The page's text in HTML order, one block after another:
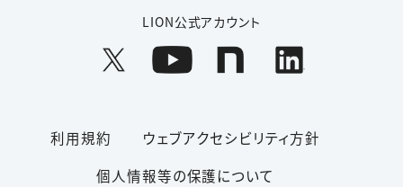
LION公式アカウント
利用規約
ウェブアクセシビリティ方針
個人情報等の保護について